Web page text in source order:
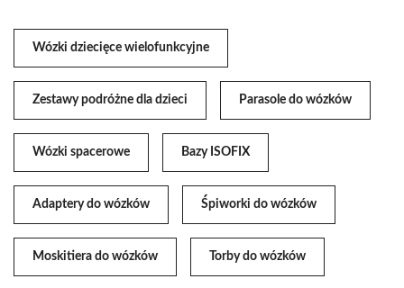
Wózki dziecięce wielofunkcyjne
Zestawy podróżne dla dzieci Parasole do wózków
Wózki spacerowe Bazy ISOFIX
Adaptery do wózków Śpiworki do wózków
Moskitiera do wózków Torby do wózków